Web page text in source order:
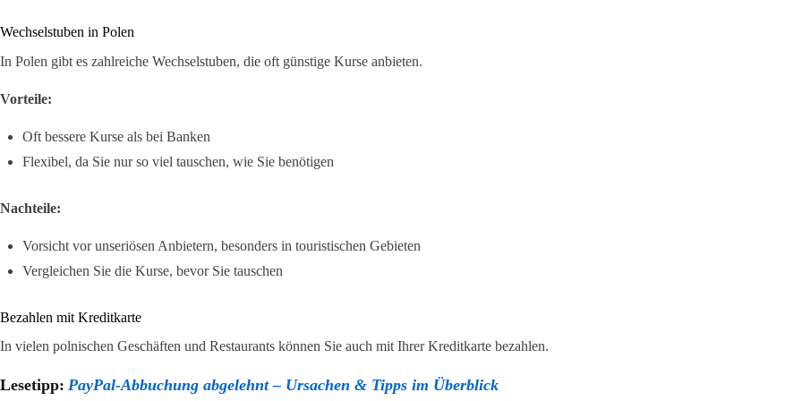
Wechselstuben in Polen
In Polen gibt es zahlreiche Wechselstuben, die oft günstige Kurse anbieten.
Vorteile:
Oft bessere Kurse als bei Banken
Flexibel, da Sie nur so viel tauschen, wie Sie benötigen
Nachteile:
Vorsicht vor unseriösen Anbietern, besonders in touristischen Gebieten
Vergleichen Sie die Kurse, bevor Sie tauschen
Bezahlen mit Kreditkarte
In vielen polnischen Geschäften und Restaurants können Sie auch mit Ihrer Kreditkarte bezahlen.
Lesetipp: PayPal-Abbuchung abgelehnt – Ursachen & Tipps im Überblick